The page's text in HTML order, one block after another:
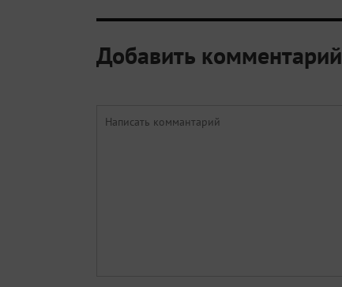
Добавить комментарий